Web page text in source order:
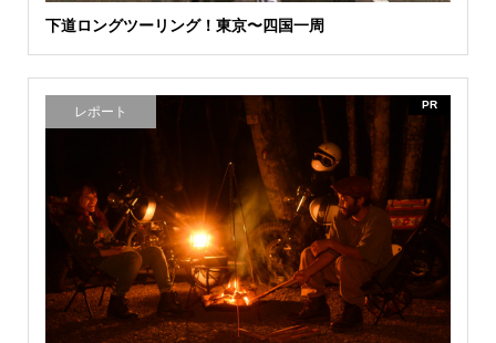
下道ロングツーリング！東京〜四国一周
レポート PR